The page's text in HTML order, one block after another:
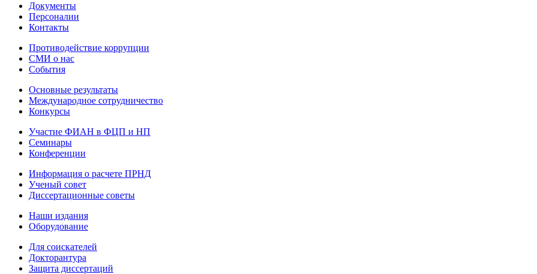
Документы
Персоналии
Контакты
Противодействие коррупции
СМИ о нас
События
Основные результаты
Международное сотрудничество
Конкурсы
Участие ФИАН в ФЦП и НП
Семинары
Конференции
Информация о расчете ПРНД
Ученый совет
Диссертационные советы
Наши издания
Оборудование
Для соискателей
Докторантура
Защита диссертаций